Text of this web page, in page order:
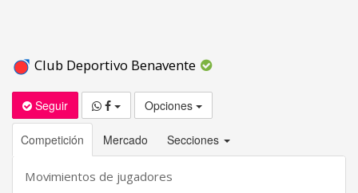
Club Deportivo Benavente
Seguir Opciones
Competición Mercado Secciones
Movimientos de jugadores